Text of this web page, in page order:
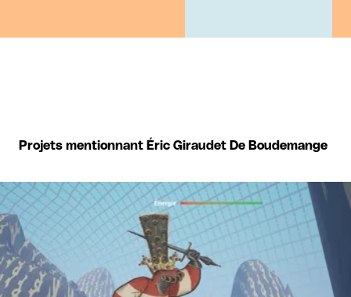
Projets mentionnant Éric Giraudet De Boudemange